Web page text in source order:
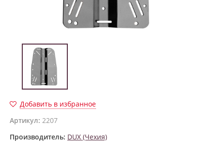
Добавить в избранное
Артикул: 2207
Производитель: DUX (Чехия)